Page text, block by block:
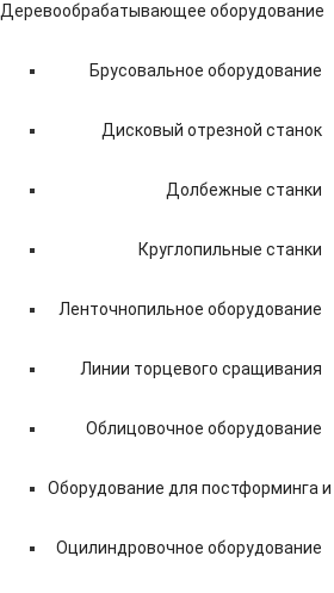
Деревообрабатывающее оборудование
Брусовальное оборудование
Дисковый отрезной станок
Долбежные станки
Круглопильные станки
Ленточнопильное оборудование
Линии торцевого сращивания
Облицовочное оборудование
Оборудование для постформинга
Оцилиндровочное оборудование